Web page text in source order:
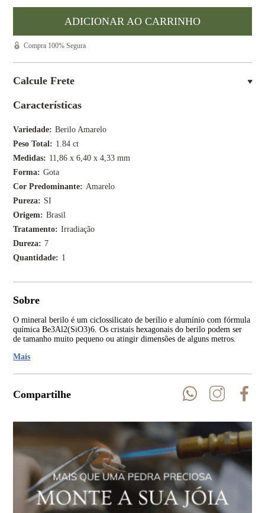
Características
Variedade
Berilo Amarelo
Peso Total
1.84 ct
Medidas
11,86 x 6,40 x 4,33 mm
Forma
Gota
Cor Predominante
Amarelo
Pureza
SI
Origem
Brasil
Tratamento
Irradiação
Dureza
7
Quantidade
1
Sobre
O mineral berilo é um ciclossilicato de berílio e alumínio com fórmula
química Be3Al2(SiO3)6. Os cristais hexagonais do berilo podem ser
de tamanho muito pequeno ou atingir dimensões de alguns metros.
Mais
Compartilhe
Compra 100% Segura
Calcule Frete